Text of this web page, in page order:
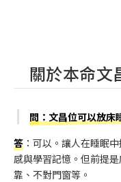
關於本命文
問 ：文昌位可以放床
答 ：可以。讓人在睡眠
感與學習記憶。但前提
靠、不對門窗等。